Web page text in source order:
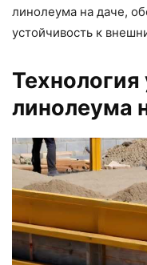
линолеума на даче,
устойчивость к
Технология
линолеума